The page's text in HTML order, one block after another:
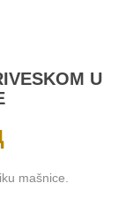
U
mašnice.